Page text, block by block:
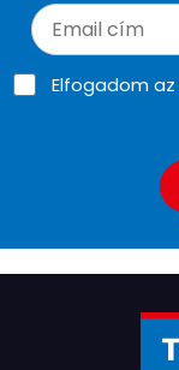
Elfogadom az